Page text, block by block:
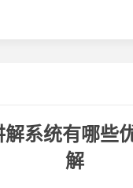
系统有哪些
解